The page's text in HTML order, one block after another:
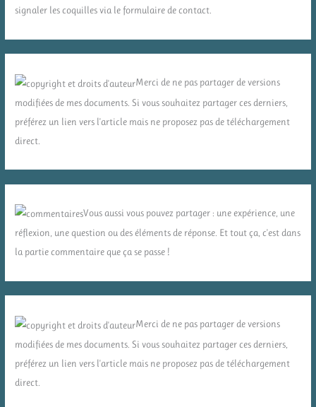
signaler les coquilles via le formulaire de contact.
Merci de ne pas partager de versions
modifiées de mes documents. Si vous souhaitez partager ces derniers,
préférez un lien vers l'article mais ne proposez pas de téléchargement
direct.
Vous aussi vous pouvez partager : une expérience, une
réflexion, une question ou des éléments de réponse. Et tout ça, c'est dans
la partie commentaire que ça se passe !
Merci de ne pas partager de versions
modifiées de mes documents. Si vous souhaitez partager ces derniers,
préférez un lien vers l'article mais ne proposez pas de téléchargement
direct.